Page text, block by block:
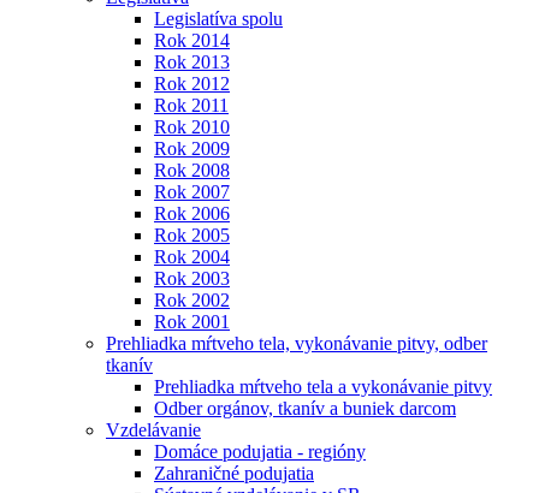
Legislatíva spolu
Rok 2014
Rok 2013
Rok 2012
Rok 2011
Rok 2010
Rok 2009
Rok 2008
Rok 2007
Rok 2006
Rok 2005
Rok 2004
Rok 2003
Rok 2002
Rok 2001
Prehliadka mŕtveho tela, vykonávanie pitvy, odber
tkanív
Prehliadka mŕtveho tela a vykonávanie pitvy
Odber orgánov, tkanív a buniek darcom
Vzdelávanie
Domáce podujatia - regióny
Zahraničné podujatia